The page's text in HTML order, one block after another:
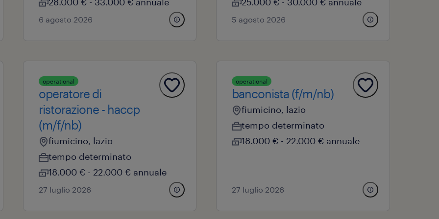
6 agosto 2026 5 agosto 2026
operational
operatore di
ristorazione - haccp
(m/f/nb)
fiumicino, lazio
tempo determinato
18.000 € - 22.000 € annuale
27 luglio 2026
operational
banconista (f/m/nb)
fiumicino, lazio
tempo determinato
18.000 € - 22.000 € annuale
27 luglio 2026